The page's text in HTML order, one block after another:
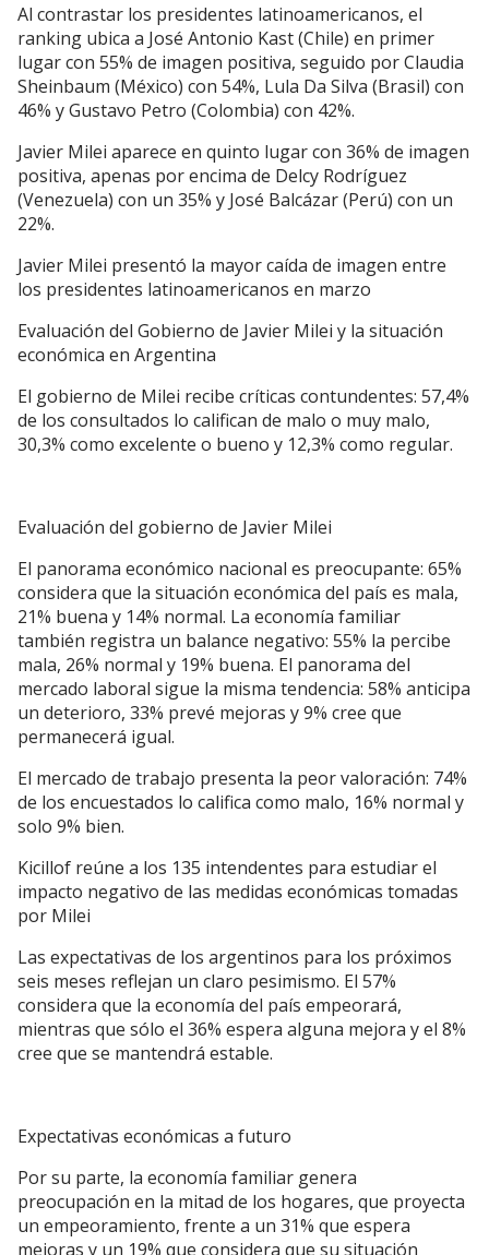
Al contrastar los presidentes latinoamericanos, el
ranking ubica a José Antonio Kast (Chile) en primer
lugar con 55% de imagen positiva, seguido por Claudia
Sheinbaum (México) con 54%, Lula Da Silva (Brasil) con
46% y Gustavo Petro (Colombia) con 42%.
Javier Milei aparece en quinto lugar con 36% de imagen
positiva, apenas por encima de Delcy Rodríguez
(Venezuela) con un 35% y José Balcázar (Perú) con un
22%.
Javier Milei presentó la mayor caída de imagen entre
los presidentes latinoamericanos en marzo
Evaluación del Gobierno de Javier Milei y la situación
económica en Argentina
El gobierno de Milei recibe críticas contundentes: 57,4%
de los consultados lo califican de malo o muy malo,
30,3% como excelente o bueno y 12,3% como regular.
Evaluación del gobierno de Javier Milei
El panorama económico nacional es preocupante: 65%
considera que la situación económica del país es mala,
21% buena y 14% normal. La economía familiar
también registra un balance negativo: 55% la percibe
mala, 26% normal y 19% buena. El panorama del
mercado laboral sigue la misma tendencia: 58% anticipa
un deterioro, 33% prevé mejoras y 9% cree que
permanecerá igual.
El mercado de trabajo presenta la peor valoración: 74%
de los encuestados lo califica como malo, 16% normal y
solo 9% bien.
Kicillof reúne a los 135 intendentes para estudiar el
impacto negativo de las medidas económicas tomadas
por Milei
Las expectativas de los argentinos para los próximos
seis meses reflejan un claro pesimismo. El 57%
considera que la economía del país empeorará,
mientras que sólo el 36% espera alguna mejora y el 8%
cree que se mantendrá estable.
Expectativas económicas a futuro
Por su parte, la economía familiar genera
preocupación en la mitad de los hogares, que proyecta
un empeoramiento, frente a un 31% que espera
mejoras y un 19% que considera que su situación